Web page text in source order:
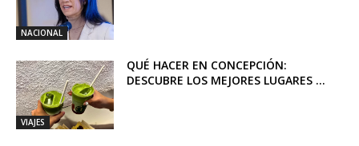
NACIONAL
VIAJES
QUÉ HACER EN CONCEPCIÓN:
DESCUBRE LOS MEJORES LUGARES ...